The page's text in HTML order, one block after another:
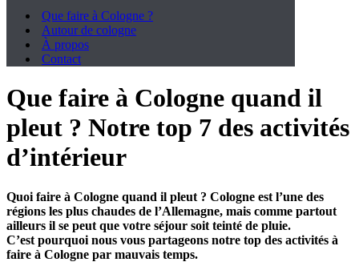
Que faire à Cologne ?
Autour de cologne
À propos
Contact
Que faire à Cologne quand il
pleut ? Notre top 7 des activités
d’intérieur
Quoi faire à Cologne quand il pleut ? Cologne est l’une des
régions les plus chaudes de l’Allemagne, mais comme partout
ailleurs il se peut que votre séjour soit teinté de pluie.
C’est pourquoi nous vous partageons notre top des activités à
faire à Cologne par mauvais temps.